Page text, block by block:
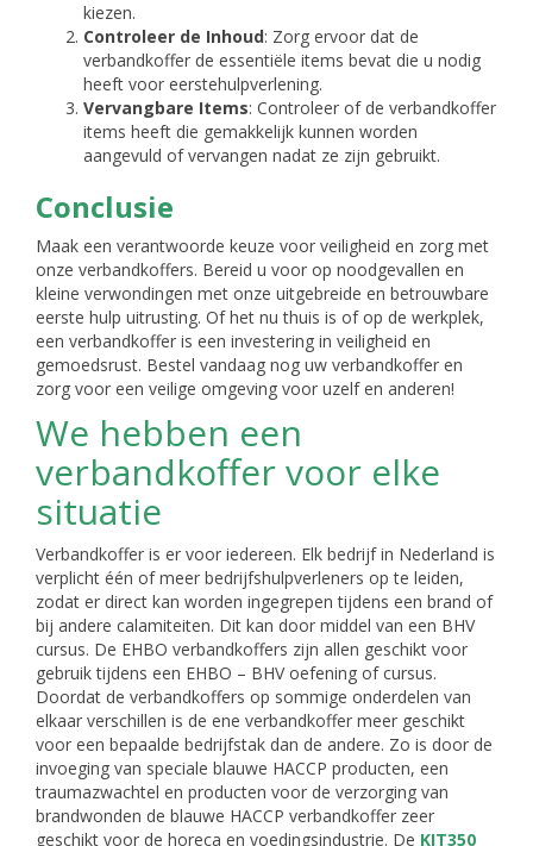
kiezen.
Controleer de Inhoud: Zorg ervoor dat de
verbandkoffer de essentiële items bevat die u nodig
heeft voor eerstehulpverlening.
Vervangbare Items: Controleer of de verbandkoffer
items heeft die gemakkelijk kunnen worden
aangevuld of vervangen nadat ze zijn gebruikt.
Conclusie
Maak een verantwoorde keuze voor veiligheid en zorg met
onze verbandkoffers. Bereid u voor op noodgevallen en
kleine verwondingen met onze uitgebreide en betrouwbare
eerste hulp uitrusting. Of het nu thuis is of op de werkplek,
een verbandkoffer is een investering in veiligheid en
gemoedsrust. Bestel vandaag nog uw verbandkoffer en
zorg voor een veilige omgeving voor uzelf en anderen!
We hebben een
verbandkoffer voor elke
situatie
Verbandkoffer is er voor iedereen. Elk bedrijf in Nederland is
verplicht één of meer bedrijfshulpverleners op te leiden,
zodat er direct kan worden ingegrepen tijdens een brand of
bij andere calamiteiten. Dit kan door middel van een BHV
cursus. De EHBO verbandkoffers zijn allen geschikt voor
gebruik tijdens een EHBO – BHV oefening of cursus.
Doordat de verbandkoffers op sommige onderdelen van
elkaar verschillen is de ene verbandkoffer meer geschikt
voor een bepaalde bedrijfstak dan de andere. Zo is door de
invoeging van speciale blauwe HACCP producten, een
traumazwachtel en producten voor de verzorging van
brandwonden de blauwe HACCP verbandkoffer zeer
geschikt voor de horeca en voedingsindustrie. De KIT350